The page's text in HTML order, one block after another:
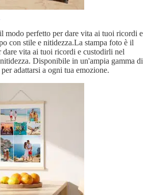
modo perfetto per dare vita ai tuoi ricordi e
con stile e nitidezza.La stampa foto è il
dare vita ai tuoi ricordi e custodirli nel
Disponibile in un'ampia gamma di
adattarsi a ogni tua emozione.